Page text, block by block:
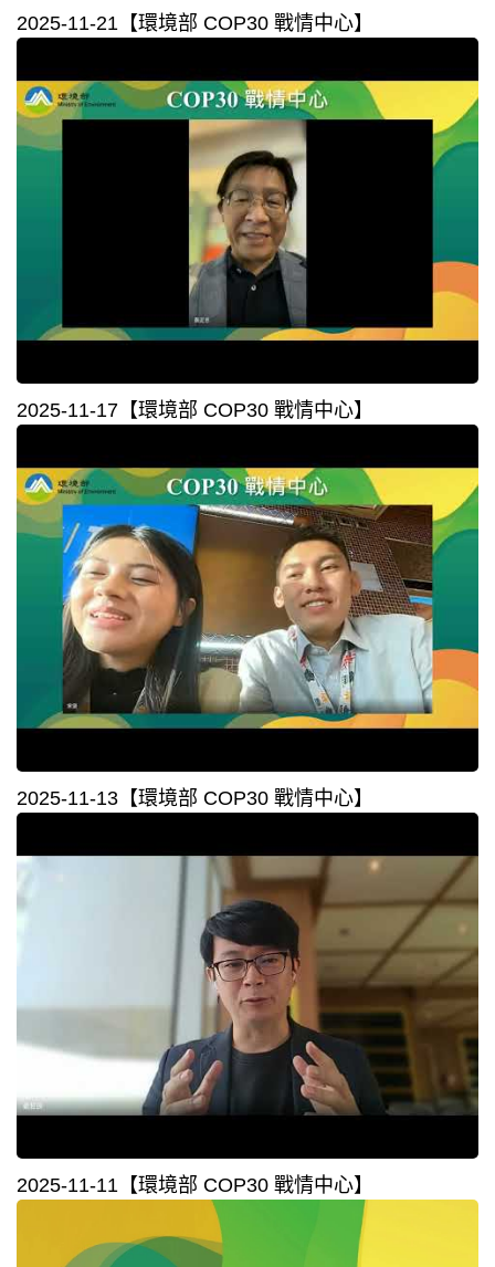
2025-11-21【環境部 COP30 戰情中心】⁣⁣⁣⁣⁣⁣
2025-11-17【環境部 COP30 戰情中心】⁣⁣⁣⁣⁣⁣
2025-11-13【環境部 COP30 戰情中心】⁣⁣⁣⁣⁣⁣
2025-11-11【環境部 COP30 戰情中心】⁣⁣⁣⁣⁣⁣